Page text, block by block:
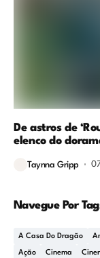
De astros de
elenco do
Taynna Gripp
Navegue Por
A Casa Do Dragão
Ação Cinema